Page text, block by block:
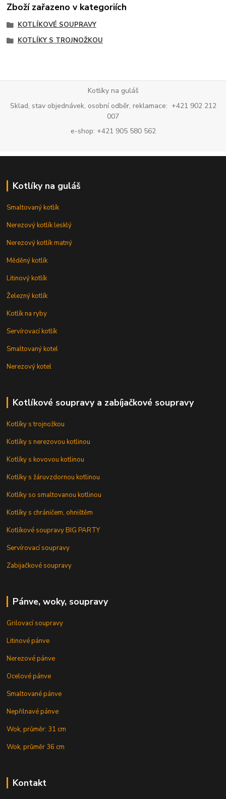
Zboží zařazeno v kategoriích
KOTLÍKOVÉ SOUPRAVY
KOTLÍKY S TROJNOŽKOU
Kotlíky na guláš
Sklad, stav objednávek, osobní odběr, reklamace: +421 902 212
007
e-shop: +421 905 580 562
Kotlíky na guláš
Smaltovaný kotlík
Nerezový kotlík lesklý
Nerezový kotlík matný
Měděný kotlík
Litinový kotlík
Železný kotlík
Kotlík na ryby
Servírovací kotlík
Smaltovaný kotel
Nerezový kotel
Kotlíkové soupravy a zabíjačkové soupravy
Kotlíky s trojnožkou
Kotlíky s nerezovou kotlinou
Kotlíky s kovovou kotlinou
Kotlíky s žáruvzdornou kotlinou
Kotlíky so smaltovanou kotlinou
Kotlíky s chráničem, ohništěm
Kotlíkové soupravy BIG PARTY
Servírovací soupravy
Zabijačkové soupravy
Pánve, woky, soupravy
Grilovací soupravy
Litinové pánve
Nerezové pánve
Ocelové pánve
Smaltované pánve
Nepřilnavé pánve
Wok, průměr: 31 cm
Wok, průměr 36 cm
Kontakt